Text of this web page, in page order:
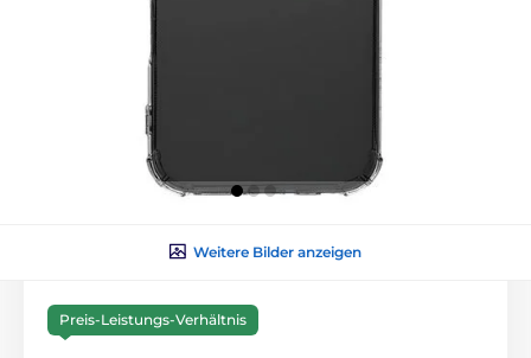
Weitere Bilder anzeigen
Preis-Leistungs-Verhältnis